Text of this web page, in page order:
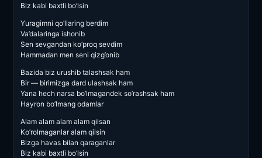
Biz kabi baxtli bo’lsin
Yuragimni qo’llaring berdim
Va’dalaringa ishonib
Sen sevgandan ko’proq sevdim
Hammadan men seni qizg’onib
Bazida biz urushib talashsak ham
Bir — birimizga dard ulashsak ham
Yana hech narsa bo’lmagandek so’rashsak ham
Hayron bo’lmang odamlar
Alam alam alam alam qilsan
Ko’rolmaganlar alam qilsin
Bizga havas bilan qaraganlar
Biz kabi baxtli bo’lsin